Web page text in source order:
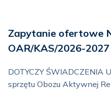
Zapytanie ofertowe
OAR/KAS/2026-2027
DOTYCZY ŚWIADCZENIA
sprzętu Obozu Aktywnej